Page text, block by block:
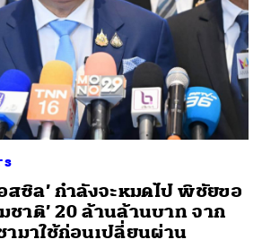
ซิล’ กำลังจะหมดไป พิชัยขอ
ชาติ’ 20 ล้านล้านบาท จาก
มาใช้ก่อนเปลี่ยนผ่าน